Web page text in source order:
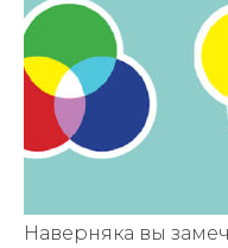
Наверняка вы